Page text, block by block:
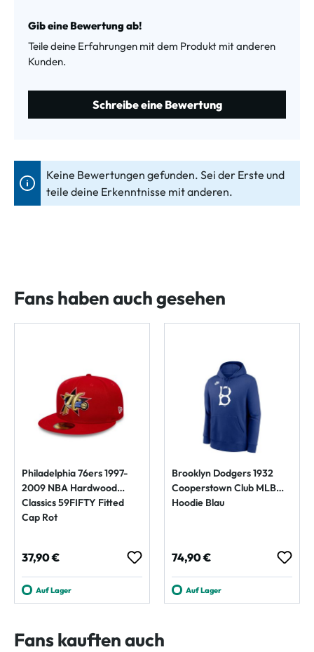
Gib eine Bewertung ab!
Teile deine Erfahrungen mit dem Produkt mit anderen
Kunden.
Schreibe eine Bewertung
Keine Bewertungen gefunden. Sei der Erste und
teile deine Erkenntnisse mit anderen.
Fans haben auch gesehen
Philadelphia 76ers 1997-
2009 NBA Hardwood
Classics 59FIFTY Fitted
Cap Rot
Regulärer Preis:
37,90 €
Auf Lager
Brooklyn Dodgers 1932
Cooperstown Club MLB
Hoodie Blau
Regulärer Preis:
74,90 €
Auf Lager
Fans kauften auch